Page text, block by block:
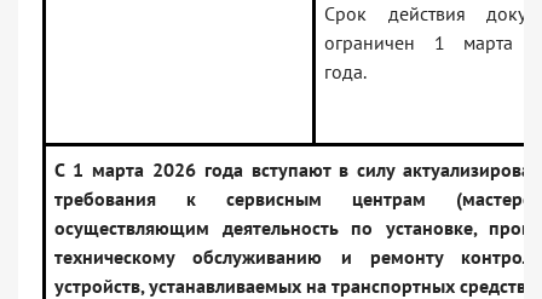
Срок действия
ограничен 1 марта
года.
С 1 марта 2026 года вступают в силу
требования к сервисным центрам
осуществляющим деятельность по установке,
техническому обслуживанию и ремонту
устройств, устанавливаемых на транспортных